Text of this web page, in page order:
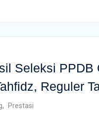
Seleksi PPDB
Reguler
, Prestasi